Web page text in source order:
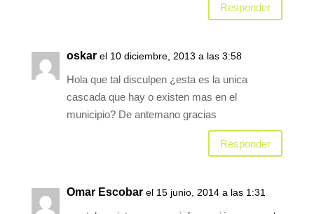
Responder
oskar el 10 diciembre, 2013 a las 3:58
Hola que tal disculpen ¿esta es la unica
cascada que hay o existen mas en el
municipio? De antemano gracias
Responder
Omar Escobar el 15 junio, 2014 a las 1:31